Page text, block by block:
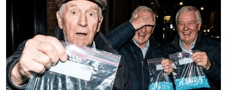
menyebabkannya mengalami kerugian,
merosakkan karakter, kredibiliti dan reputasi.
Mahkamah Tinggi kemudiannya menetapkan
pengurusan kes dibuat di hadapan Timbalan
Pendaftar, Nik Nur Amalina Mat Zaidan, pada
Selasa.